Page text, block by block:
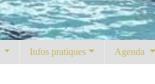
Infos pratiques Agenda